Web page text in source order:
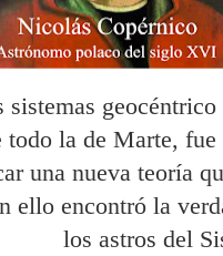
sistemas
todo la de Marte,
una nueva teoría
ello encontró la
los astros del